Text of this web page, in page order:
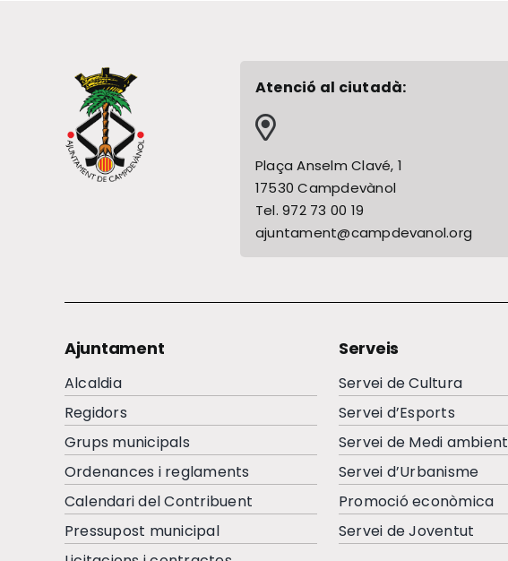
Atenció al ciutadà:
Plaça Anselm Clavé, 1
17530 Campdevànol
Tel. 972 73 00 19
ajuntament@campdevanol.org
Ajuntament
Alcaldia
Regidors
Grups municipals
Ordenances i reglaments
Calendari del Contribuent
Pressupost municipal
Serveis
Servei de Cultura
Servei d’Esports
Servei de Medi ambient
Servei d’Urbanisme
Promoció econòmica
Servei de Joventut